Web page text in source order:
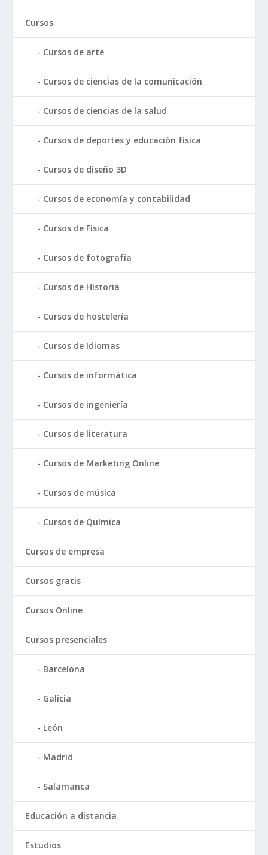
Cursos
Cursos de arte
Cursos de ciencias de la comunicación
Cursos de ciencias de la salud
Cursos de deportes y educación física
Cursos de diseño 3D
Cursos de economía y contabilidad
Cursos de Física
Cursos de fotografía
Cursos de Historia
Cursos de hostelería
Cursos de Idiomas
Cursos de informática
Cursos de ingeniería
Cursos de literatura
Cursos de Marketing Online
Cursos de música
Cursos de Química
Cursos de empresa
Cursos gratis
Cursos Online
Cursos presenciales
Barcelona
Galicia
León
Madrid
Salamanca
Educación a distancia
Estudios